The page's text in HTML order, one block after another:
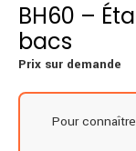
BH60 –
bacs
Prix sur demande
Pour